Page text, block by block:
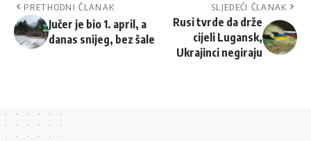
PRETHODNI ČLANAK
Jučer je bio 1. april, a
danas snijeg, bez šale
SLJEDEĆI ČLANAK
Rusi tvrde da drže
cijeli Lugansk,
Ukrajinci negiraju